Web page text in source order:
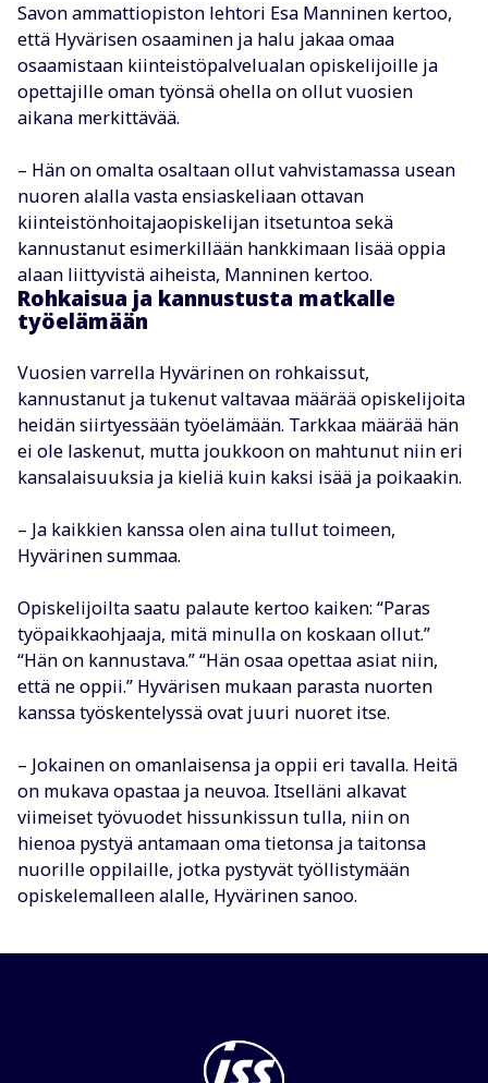
Savon ammattiopiston lehtori Esa Manninen kertoo,
että Hyvärisen osaaminen ja halu jakaa omaa
osaamistaan kiinteistöpalvelualan opiskelijoille ja
opettajille oman työnsä ohella on ollut vuosien
aikana merkittävää.
– Hän on omalta osaltaan ollut vahvistamassa usean
nuoren alalla vasta ensiaskeliaan ottavan
kiinteistönhoitajaopiskelijan itsetuntoa sekä
kannustanut esimerkillään hankkimaan lisää oppia
alaan liittyvistä aiheista, Manninen kertoo.
Rohkaisua ja kannustusta matkalle
työelämään
Vuosien varrella Hyvärinen on rohkaissut,
kannustanut ja tukenut valtavaa määrää opiskelijoita
heidän siirtyessään työelämään. Tarkkaa määrää hän
ei ole laskenut, mutta joukkoon on mahtunut niin eri
kansalaisuuksia ja kieliä kuin kaksi isää ja poikaakin.
– Ja kaikkien kanssa olen aina tullut toimeen,
Hyvärinen summaa.
Opiskelijoilta saatu palaute kertoo kaiken: “Paras
työpaikkaohjaaja, mitä minulla on koskaan ollut.”
“Hän on kannustava.” “Hän osaa opettaa asiat niin,
että ne oppii.” Hyvärisen mukaan parasta nuorten
kanssa työskentelyssä ovat juuri nuoret itse.
– Jokainen on omanlaisensa ja oppii eri tavalla. Heitä
on mukava opastaa ja neuvoa. Itselläni alkavat
viimeiset työvuodet hissunkissun tulla, niin on
hienoa pystyä antamaan oma tietonsa ja taitonsa
nuorille oppilaille, jotka pystyvät työllistymään
opiskelemalleen alalle, Hyvärinen sanoo.